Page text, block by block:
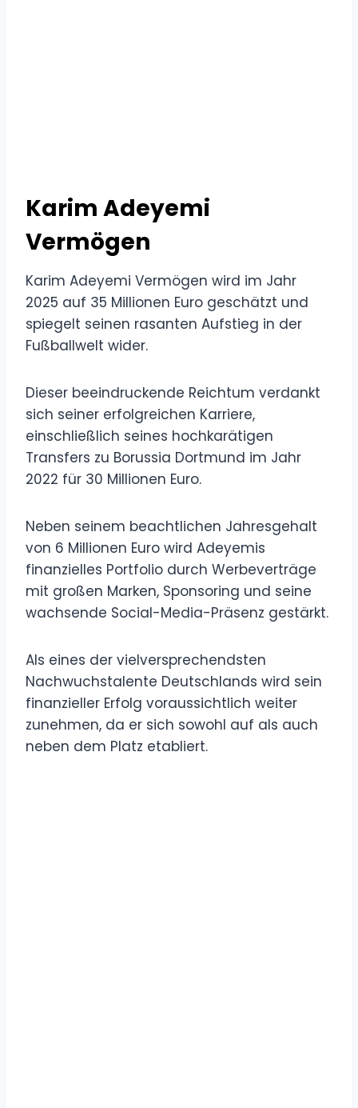
Karim Adeyemi
Vermögen
Karim Adeyemi Vermögen wird im Jahr
2025 auf 35 Millionen Euro geschätzt und
spiegelt seinen rasanten Aufstieg in der
Fußballwelt wider.
Dieser beeindruckende Reichtum verdankt
sich seiner erfolgreichen Karriere,
einschließlich seines hochkarätigen
Transfers zu Borussia Dortmund im Jahr
2022 für 30 Millionen Euro.
Neben seinem beachtlichen Jahresgehalt
von 6 Millionen Euro wird Adeyemis
finanzielles Portfolio durch Werbeverträge
mit großen Marken, Sponsoring und seine
wachsende Social-Media-Präsenz gestärkt.
Als eines der vielversprechendsten
Nachwuchstalente Deutschlands wird sein
finanzieller Erfolg voraussichtlich weiter
zunehmen, da er sich sowohl auf als auch
neben dem Platz etabliert.